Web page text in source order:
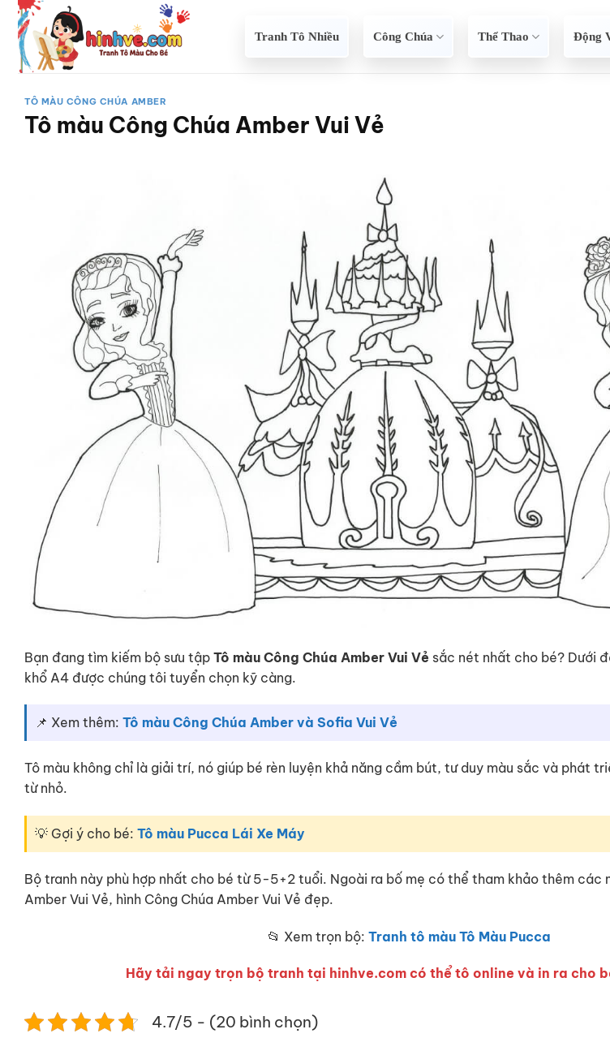
qua
dung
Tranh Tô Nhiều Công Chúa Thể Thao Động
TÔ MÀU CÔNG CHÚA AMBER
Tô màu Công Chúa Amber Vui Vẻ
Bạn đang tìm kiếm bộ sưu tập Tô màu Công Chúa Amber Vui Vẻ sắc nét nhất cho bé? Dưới
khổ A4 được chúng tôi tuyển chọn kỹ càng.
📌 Xem thêm: Tô màu Công Chúa Amber và Sofia Vui Vẻ
Tô màu không chỉ là giải trí, nó giúp bé rèn luyện khả năng cầm bút, tư duy màu sắc và phát
từ nhỏ.
💡 Gợi ý cho bé: Tô màu Pucca Lái Xe Máy
Bộ tranh này phù hợp nhất cho bé từ 5-5+2 tuổi. Ngoài ra bố mẹ có thể tham khảo thêm các
Amber Vui Vẻ, hình Công Chúa Amber Vui Vẻ đẹp.
📂 Xem trọn bộ: Tranh tô màu Tô Màu Pucca
Hãy tải ngay trọn bộ tranh tại hinhve.com có thể tô online và in ra cho
4.7/5 - (20 bình chọn)